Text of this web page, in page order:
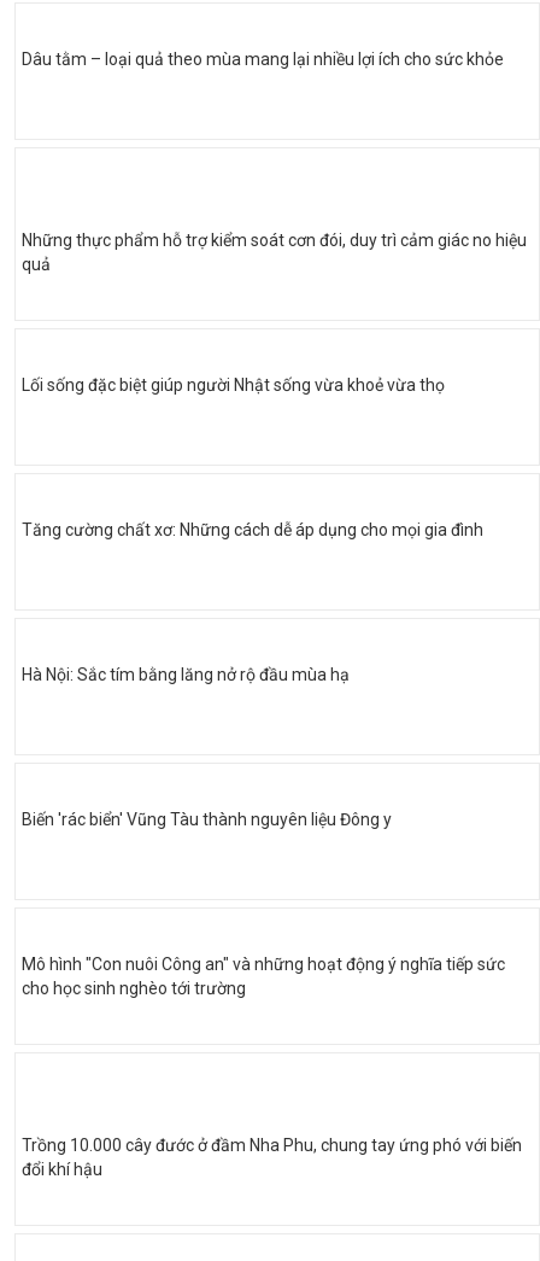
Dâu tằm – loại quả theo mùa mang lại nhiều lợi ích cho sức khỏe
Những thực phẩm hỗ trợ kiểm soát cơn đói, duy trì cảm giác no hiệu
quả
Lối sống đặc biệt giúp người Nhật sống vừa khoẻ vừa thọ
Tăng cường chất xơ: Những cách dễ áp dụng cho mọi gia đình
Hà Nội: Sắc tím bằng lăng nở rộ đầu mùa hạ
Biến 'rác biển' Vũng Tàu thành nguyên liệu Đông y
Mô hình "Con nuôi Công an" và những hoạt động ý nghĩa tiếp sức
cho học sinh nghèo tới trường
Trồng 10.000 cây đước ở đầm Nha Phu, chung tay ứng phó với biến
đổi khí hậu